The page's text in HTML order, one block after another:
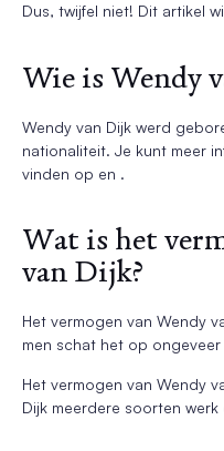
Dus, twijfel niet! Dit artikel
Wie is Wendy
Wendy van Dijk werd
nationaliteit. Je kunt meer
vinden op en .
Wat is het
van Dijk?
Het vermogen van Wendy
men schat het op
Het vermogen van Wendy
Dijk meerdere soorten werk